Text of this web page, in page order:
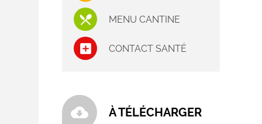
MENU CANTINE
CONTACT SANTÉ
cloud_download À TÉLÉCHARGER